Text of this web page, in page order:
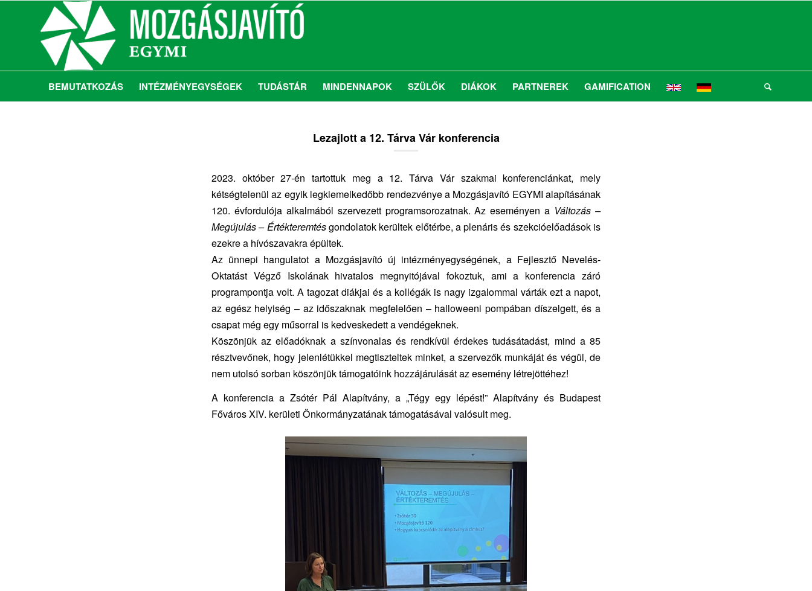
BEMUTATKOZÁS INTÉZMÉNYEGYSÉGEK TUDÁSTÁR MINDENNAPOK SZÜLŐK DIÁKOK PARTNEREK GAMIFICATION
Lezajlott a 12. Tárva Vár konferencia
2023. október 27-én tartottuk meg a 12. Tárva Vár szakmai konferenciánkat, mely
kétségtelenül az egyik legkiemelkedőbb rendezvénye a Mozgásjavító EGYMI alapításának
120. évfordulója alkalmából szervezett programsorozatnak. Az eseményen a Változás –
Megújulás – Értékteremtésgondolatok kerültek előtérbe, a plenáris és szekcióelőadások is
ezekre a hívószavakra épültek.
Az ünnepi hangulatot a Mozgásjavító új intézményegységének, a Fejlesztő Nevelés-
Oktatást Végző Iskolának hivatalos megnyitójával fokoztuk, ami a konferencia záró
programpontja volt. A tagozat diákjai és a kollégák is nagy izgalommal várták ezt a napot,
az egész helyiség – az időszaknak megfelelően – halloweeni pompában díszelgett, és a
csapat még egy műsorral is kedveskedett a vendégeknek.
Köszönjük az előadóknak a színvonalas és rendkívül érdekes tudásátadást, mind a 85
résztvevőnek, hogy jelenlétükkel megtiszteltek minket, a szervezők munkáját és végül, de
nem utolsó sorban köszönjük támogatóink hozzájárulását az esemény létrejöttéhez!
A konferencia a Zsótér Pál Alapítvány, a „Tégy egy lépést!” Alapítvány és Budapest
Főváros XIV. kerületi Önkormányzatának támogatásával valósult meg.